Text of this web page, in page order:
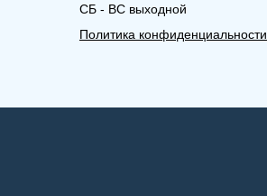
СБ - ВС выходной
Политика конфиденциальности